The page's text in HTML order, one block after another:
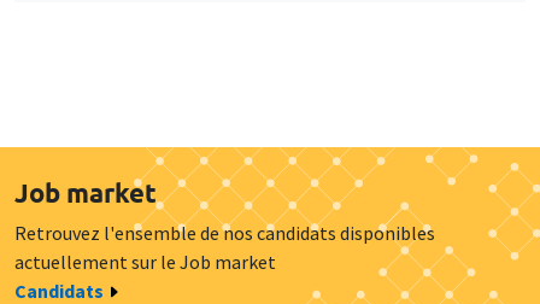
Job market
Retrouvez l'ensemble de nos candidats disponibles
actuellement sur le Job market
Candidats